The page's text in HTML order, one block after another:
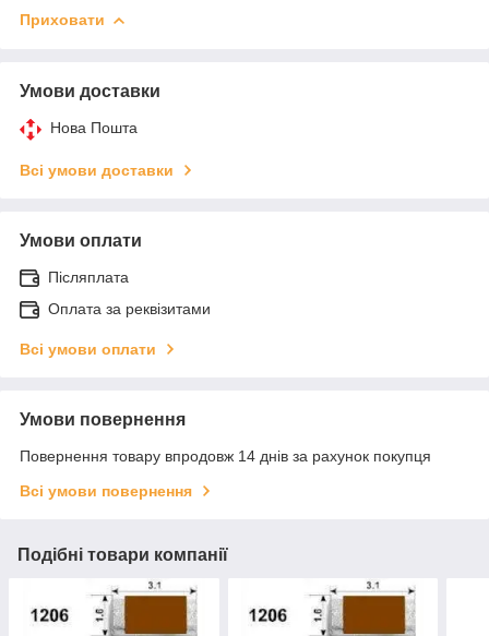
Приховати
Умови доставки
Нова Пошта
Всі умови доставки
Умови оплати
Післяплата
Оплата за реквізитами
Всі умови оплати
Умови повернення
Повернення товару впродовж 14 днів за рахунок покупця
Всі умови повернення
Подібні товари компанії